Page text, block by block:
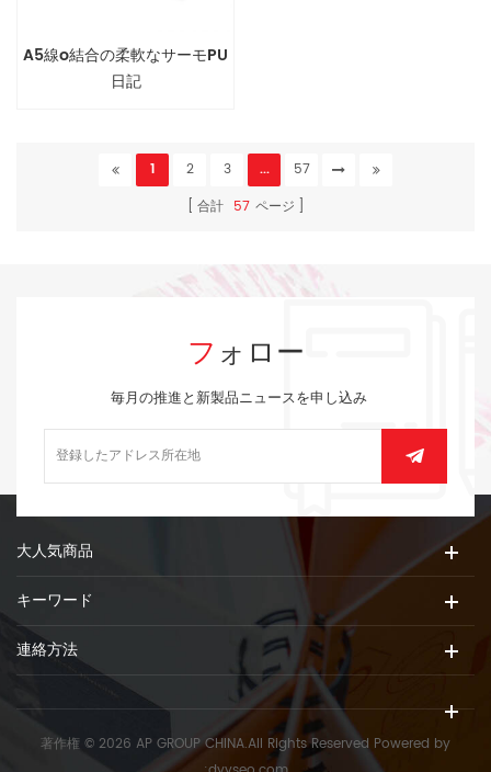
A5線o結合の柔軟なサーモPU
日記
1 2 3 ...
57
合計 57 ページ
フォロー
毎月の推進と新製品ニュースを申し込み
大人気商品
キーワード
連絡方法
著作権 © 2026 AP GROUP CHINA.All Rights Reserved Powered by